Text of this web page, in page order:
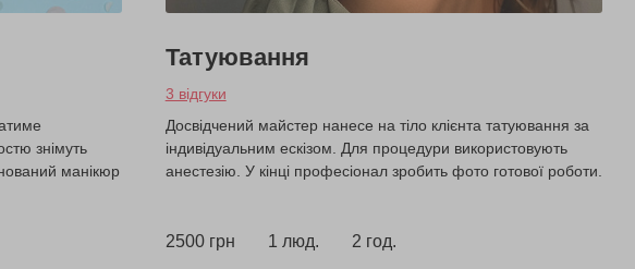
знімуть
манікюр
Татуювання
3 відгуки
Досвідчений майстер нанесе на тіло клієнта татуювання за
індивідуальним ескізом. Для процедури використовують
анестезію. У кінці професіонал зробить фото готової роботи.
2500 грн 1 люд. 2 год.